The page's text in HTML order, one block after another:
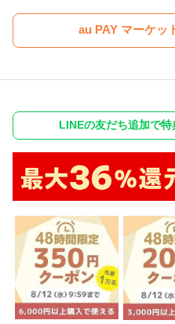
au PAY マーケッ
LINEの友だち追加で